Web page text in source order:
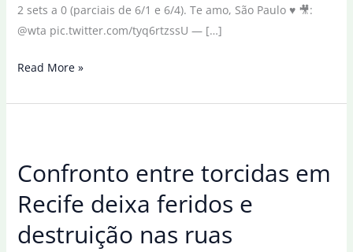
2 sets a 0 (parciais de 6/1 e 6/4). Te amo, São Paulo ♥️ 🎥:
@wta pic.twitter.com/tyq6rtzssU — […]
Bia
vence
nas
do
SP
Read More »
Confronto entre torcidas em
Recife deixa feridos e
destruição nas ruas